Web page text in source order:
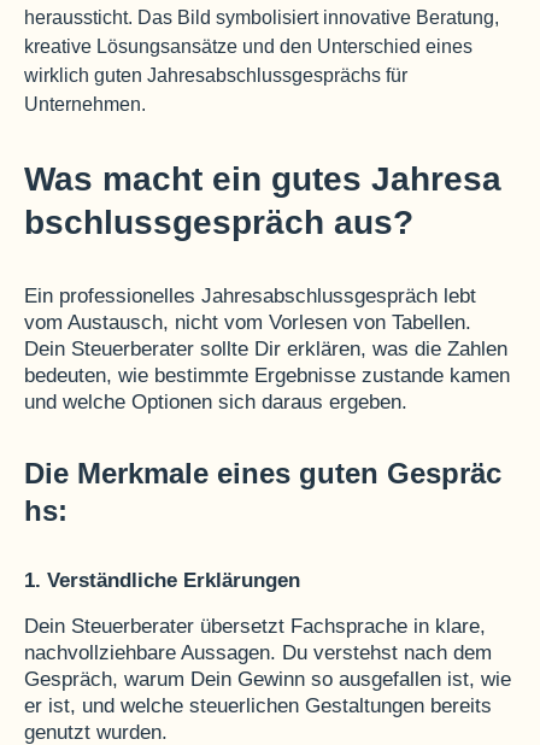
Was macht ein gutes Jahresa
bschlussgespräch aus?
Ein professionelles Jahresabschlussgespräch lebt
vom Austausch, nicht vom Vorlesen von Tabellen.
Dein Steuerberater sollte Dir erklären, was die Zahlen
bedeuten, wie bestimmte Ergebnisse zustande kamen
und welche Optionen sich daraus ergeben.
Die Merkmale eines guten Gespräc
hs:
1. Verständliche Erklärungen
Dein Steuerberater übersetzt Fachsprache in klare,
nachvollziehbare Aussagen. Du verstehst nach dem
Gespräch, warum Dein Gewinn so ausgefallen ist, wie
er ist, und welche steuerlichen Gestaltungen bereits
genutzt wurden.